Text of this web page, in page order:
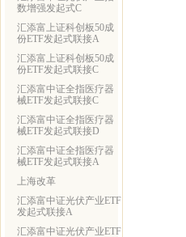
数增强发起式C
汇添富上证科创板50成
份ETF发起式联接A
汇添富上证科创板50成
份ETF发起式联接C
汇添富中证全指医疗器
械ETF发起式联接C
汇添富中证全指医疗器
械ETF发起式联接D
汇添富中证全指医疗器
械ETF发起式联接A
上海改革
汇添富中证光伏产业ETF
发起式联接A
汇添富中证光伏产业ETF